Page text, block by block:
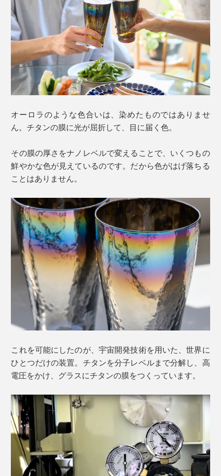
オーロラのような色合いは、染めたものではありませ
ん。チタンの膜に光が屈折して、目に届く色。
その膜の厚さをナノレベルで変えることで、いくつもの
鮮やかな色が見えているのです。だから色がはげ落ちる
ことはありません。
これを可能にしたのが、宇宙開発技術を用いた、世界に
ひとつだけの装置。チタンを分子レベルまで分解し、高
電圧をかけ、グラスにチタンの膜をつくっています。